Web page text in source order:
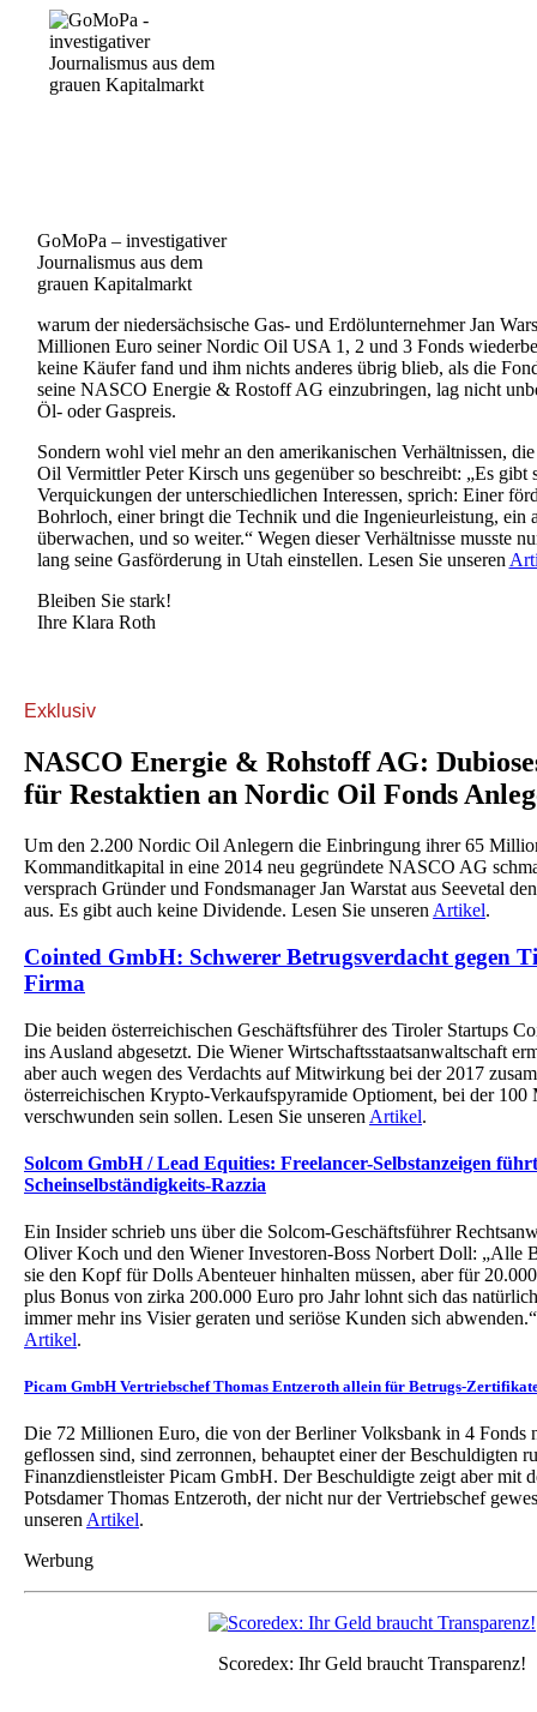
GoMoPa – investigativer
Journalismus aus dem
grauen Kapitalmarkt
warum der niedersächsische Gas- und Erdölunternehmer Jan
Millionen Euro seiner Nordic Oil USA 1, 2 und 3 Fonds
keine Käufer fand und ihm nichts anderes übrig blieb, als die
seine NASCO Energie & Rostoff AG einzubringen, lag nicht
Öl- oder Gaspreis.
Sondern wohl viel mehr an den amerikanischen Verhältnissen,
Oil Vermittler Peter Kirsch uns gegenüber so beschreibt: „Es gibt
Verquickungen der unterschiedlichen Interessen, sprich: Einer
Bohrloch, einer bringt die Technik und die Ingenieurleistung, ein
überwachen, und so weiter.“ Wegen dieser Verhältnisse musste
lang seine Gasförderung in Utah einstellen. Lesen Sie unseren
Bleiben Sie stark!
Ihre Klara Roth
Exklusiv
NASCO Energie & Rohstoff AG:
für Restaktien an Nordic Oil Fonds
Um den 2.200 Nordic Oil Anlegern die Einbringung ihrer 65
Kommanditkapital in eine 2014 neu gegründete NASCO AG
versprach Gründer und Fondsmanager Jan Warstat aus Seevetal
aus. Es gibt auch keine Dividende. Lesen Sie unseren Artikel.
Cointed GmbH: Schwerer Betrugsverdacht gegen
Firma
Die beiden österreichischen Geschäftsführer des Tiroler Startups
ins Ausland abgesetzt. Die Wiener Wirtschaftsstaatsanwaltschaft
aber auch wegen des Verdachts auf Mitwirkung bei der 2017
österreichischen Krypto-Verkaufspyramide Optioment, bei der
verschwunden sein sollen. Lesen Sie unseren Artikel.
Solcom GmbH / Lead Equities: Freelancer-Selbstanzeigen
Scheinselbständigkeits-Razzia
Ein Insider schrieb uns über die Solcom-Geschäftsführer
Oliver Koch und den Wiener Investoren-Boss Norbert Doll: „Alle
sie den Kopf für Dolls Abenteuer hinhalten müssen, aber für
plus Bonus von zirka 200.000 Euro pro Jahr lohnt sich das
immer mehr ins Visier geraten und seriöse Kunden sich
Artikel.
Picam GmbH Vertriebschef Thomas Entzeroth allein für Betrugs-
Die 72 Millionen Euro, die von der Berliner Volksbank in 4 Fonds
geflossen sind, sind zerronnen, behauptet einer der Beschuldigten
Finanzdienstleister Picam GmbH. Der Beschuldigte zeigt aber mit
Potsdamer Thomas Entzeroth, der nicht nur der Vertriebschef
unserenArtikel.
Werbung
Scoredex: Ihr Geld braucht Transparenz!